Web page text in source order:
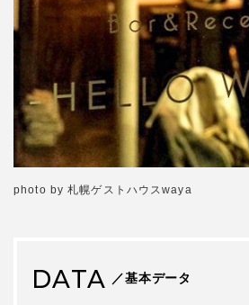
photo by 札幌ゲストハウスwaya
DATA ／基本データ